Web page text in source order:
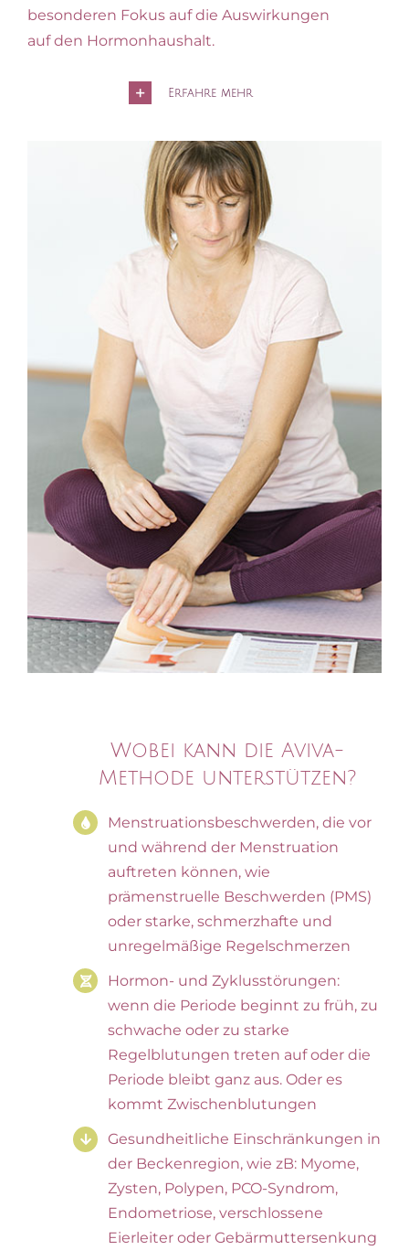
besonderen Fokus auf die Auswirkungen
auf den Hormonhaushalt.
Erfahre mehr
Wobei kann die Aviva-
Methode unterstützen?
Menstruationsbeschwerden, die vor
und während der Menstruation
auftreten können, wie
prämenstruelle Beschwerden (PMS)
oder starke, schmerzhafte und
unregelmäßige Regelschmerzen
Hormon- und Zyklusstörungen:
wenn die Periode beginnt zu früh, zu
schwache oder zu starke
Regelblutungen treten auf oder die
Periode bleibt ganz aus. Oder es
kommt Zwischenblutungen
Gesundheitliche Einschränkungen in
der Beckenregion, wie zB: Myome,
Zysten, Polypen, PCO-Syndrom,
Endometriose, verschlossene
Eierleiter oder Gebärmuttersenkung